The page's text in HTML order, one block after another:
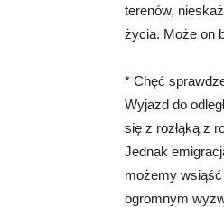
terenów,
życia. Może on
* Chęć
Wyjazd do
się z rozłąką z
Jednak
możemy
ogromnym